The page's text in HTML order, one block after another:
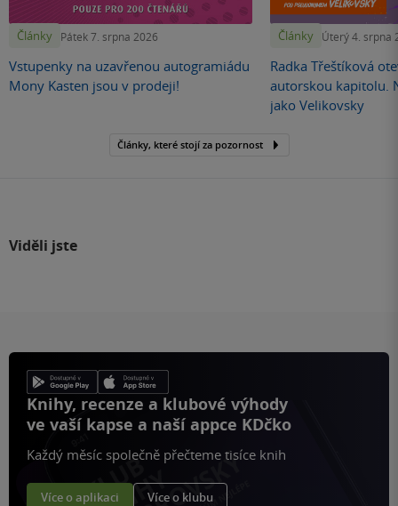
Články Pátek 7. srpna 2026
Vstupenky na uzavřenou autogramiádu
Mony Kasten jsou v prodeji!
Články Úterý 4. srpna
Radka Třeštíková
autorskou kapitolu.
jako Velikovsky
Články, které stojí za pozornost
Viděli jste
Knihy, recenze a klubové výhody
ve vaší kapse a naší appce KDčko
Každý měsíc společně přečteme tisíce knih
Více o aplikaci Více o klubu